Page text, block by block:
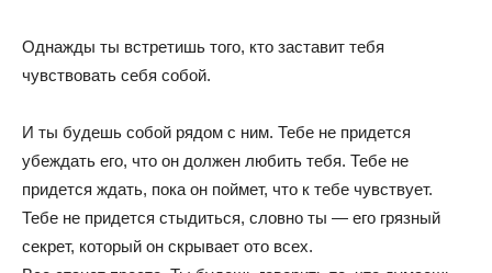
Однажды ты встретишь того, кто заставит тебя
чувствовать себя собой.
И ты будешь собой рядом с ним. Тебе не придется
убеждать его, что он должен любить тебя. Тебе не
придется ждать, пока он поймет, что к тебе чувствует.
Тебе не придется стыдиться, словно ты — его грязный
секрет, который он скрывает ото всех.